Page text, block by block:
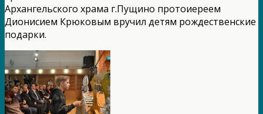
Архангельского храма г.Пущино протоиереем
Дионисием Крюковым вручил детям рождественские
подарки.